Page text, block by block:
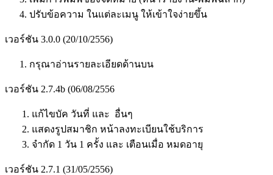
ปรับข้อความ ในแต่ละเมนู ให้เข้าใจง่ายขึ้น
เวอร์ชัน 3.0.0 (20/10/2556)
กรุณาอ่านรายละเอียดด้านบน
เวอร์ชัน 2.7.4b (06/08/2556
1. แก้ไขบัค วันที่ และ อื่นๆ
2. แสดงรูปสมาชิก หน้าลงทะเบียนใช้บริการ
3. จำกัด 1 วัน 1 ครั้ง และ เตือนเมื่อ หมดอายุ
เวอร์ชัน 2.7.1 (31/05/2556)